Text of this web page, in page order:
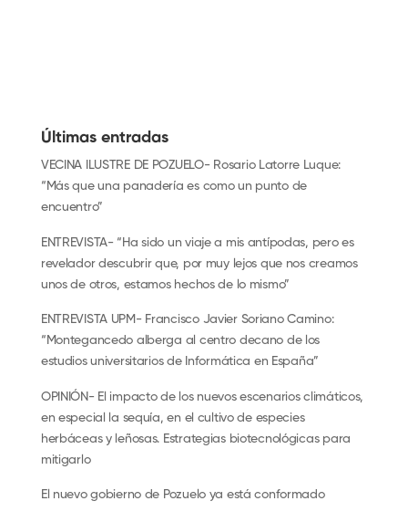
Últimas entradas
VECINA ILUSTRE DE POZUELO- Rosario Latorre Luque:
“Más que una panadería es como un punto de
encuentro”
ENTREVISTA- “Ha sido un viaje a mis antípodas, pero es
revelador descubrir que, por muy lejos que nos creamos
unos de otros, estamos hechos de lo mismo”
ENTREVISTA UPM- Francisco Javier Soriano Camino:
“Montegancedo alberga al centro decano de los
estudios universitarios de Informática en España”
OPINIÓN- El impacto de los nuevos escenarios climáticos,
en especial la sequía, en el cultivo de especies
herbáceas y leñosas. Estrategias biotecnológicas para
mitigarlo
El nuevo gobierno de Pozuelo ya está conformado